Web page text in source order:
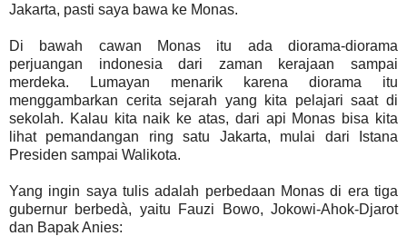
Jakarta, pasti saya bawa ke Monas.
Di bawah cawan Monas itu ada diorama-diorama
perjuangan indonesia dari zaman kerajaan sampai
merdeka. Lumayan menarik karena diorama itu
menggambarkan cerita sejarah yang kita pelajari saat di
sekolah. Kalau kita naik ke atas, dari api Monas bisa kita
lihat pemandangan ring satu Jakarta, mulai dari Istana
Presiden sampai Walikota.
Yang ingin saya tulis adalah perbedaan Monas di era tiga
gubernur berbedà, yaitu Fauzi Bowo, Jokowi-Ahok-Djarot
dan Bapak Anies: